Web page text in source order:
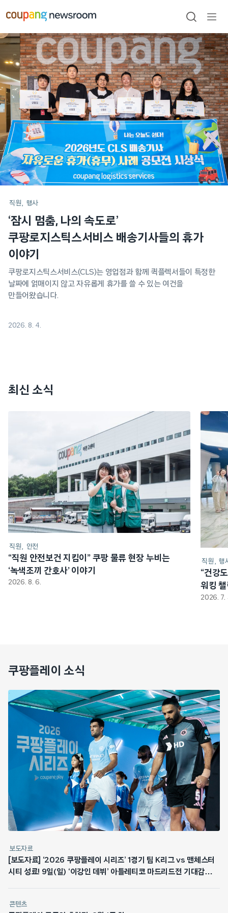
건너뛰기
검색
열기
메인
포스트
직원 행사
‘잠시 멈춤, 나의 속도로’
쿠팡로지스틱스서비스 배송기사들의 휴가
이야기
쿠팡로지스틱스서비스(CLS)는 영업점과 함께 퀵플렉서들이 특정한
날짜에 얽매이지 않고 자유롭게 휴가를 쓸 수 있는 여건을
만들어왔습니다.
2026. 8. 4.
최신 소식
직원 안전
“직원 안전보건 지킴이” 쿠팡 물류 현장 누비는
‘녹색조끼 간호사’ 이야기
2026. 8. 6.
직원 행
“건강
워킹
2026. 7.
쿠팡플레이 소식
보도자료
[보도자료] ‘2026 쿠팡플레이 시리즈’ 1경기 팀 K리그 vs 맨체스터
시티 성료! 9일(일) ‘이강인 데뷔’ 아틀레티코 마드리드전 기대감
콘텐츠